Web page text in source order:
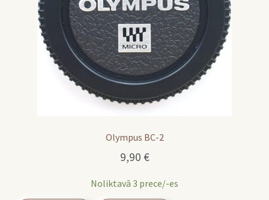
Olympus BC-2
9,90 €
Noliktavā 3 prece/-es